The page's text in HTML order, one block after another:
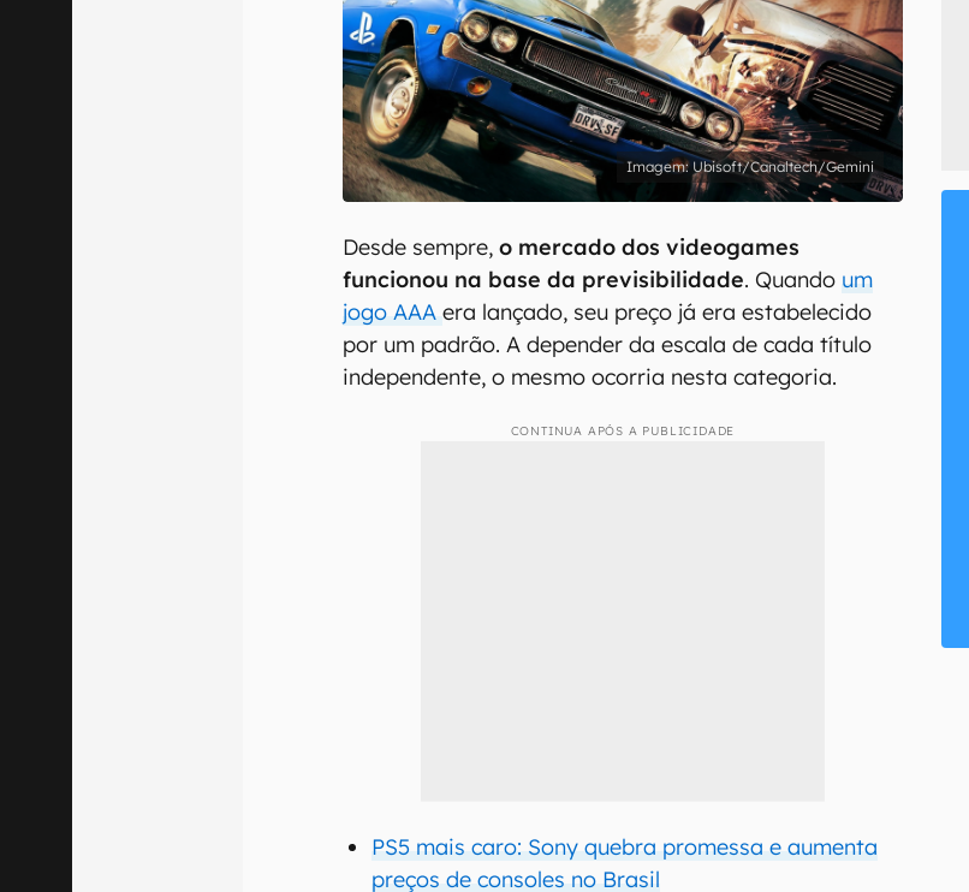
Ubisoft/Canaltech/Gemini
Desde sempre, o mercado dos videogames
funcionou na base da previsibilidade. Quando um
jogo AAAera lançado, seu preço já era estabelecido
por um padrão. A depender da escala de cada título
independente, o mesmo ocorria nesta categoria.
CONTINUA APÓS A PUBLICIDADE
PS5 mais caro: Sony quebra promessa e aumenta
preços de consoles no Brasil